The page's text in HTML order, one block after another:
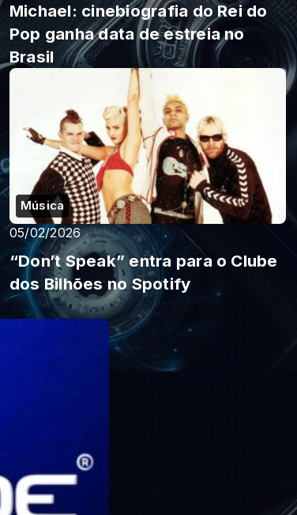
Michael: cinebiografia do Rei do
Pop ganha data de estreia no
Brasil
Música
05/02/2026
“Don’t Speak” entra para o Clube
dos Bilhões no Spotify